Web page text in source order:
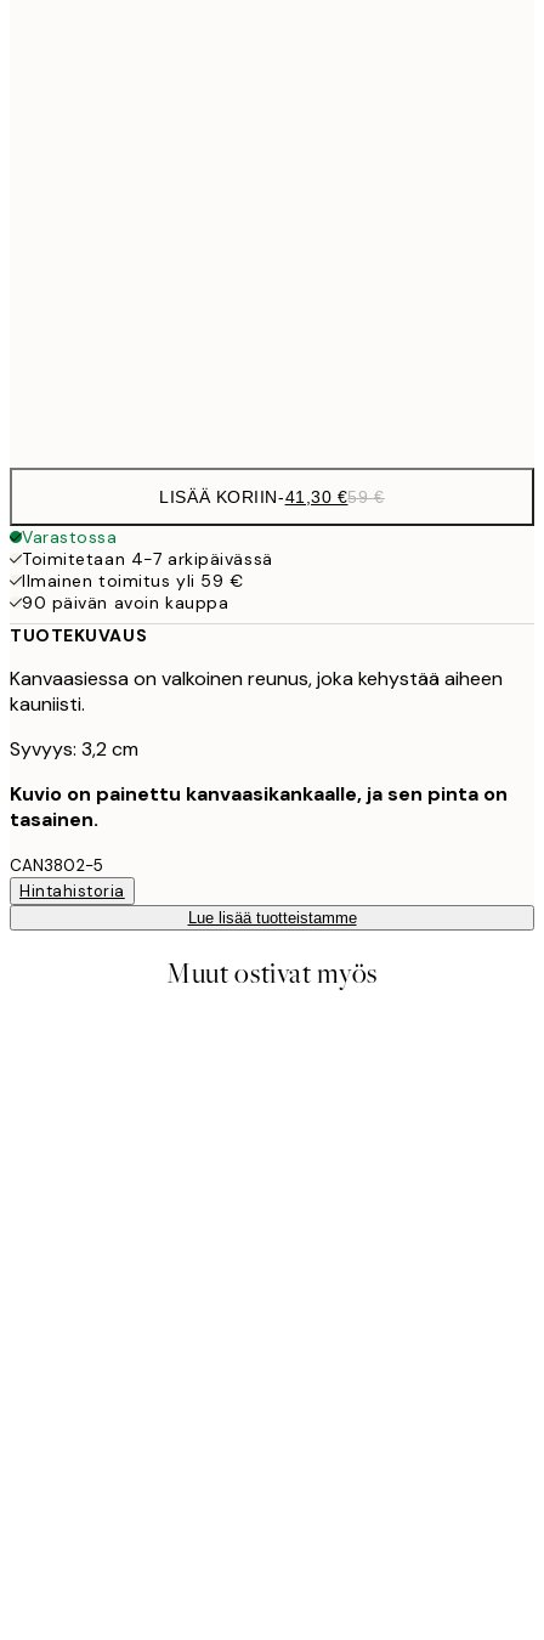
LISÄÄ KORIIN-41,30 €59 €
Varastossa
Toimitetaan 4-7 arkipäivässä
Ilmainen toimitus yli 59 €
90 päivän avoin kauppa
TUOTEKUVAUS
Kanvaasiessa on valkoinen reunus, joka kehystää aiheen
kauniisti.
Syvyys: 3,2 cm
Kuvio on painettu kanvaasikankaalle, ja sen pinta on
tasainen.
CAN3802-5
Hintahistoria
Lue lisää tuotteistamme
Muut ostivat myös